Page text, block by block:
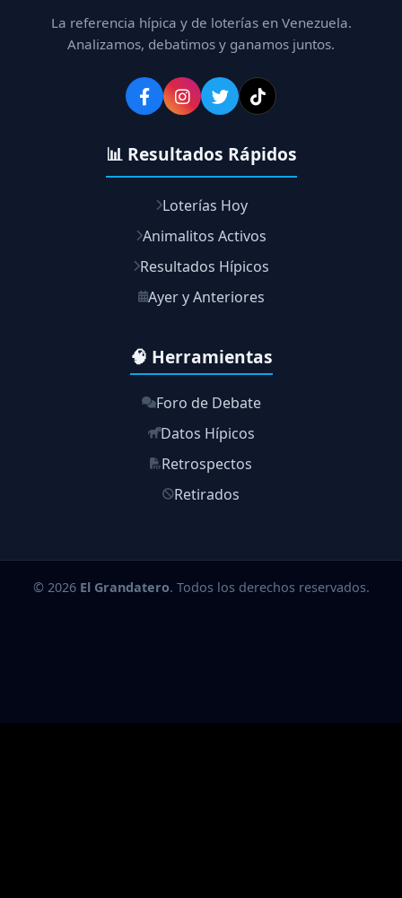
La referencia hípica y de loterías en Venezuela.
Analizamos, debatimos y ganamos juntos.
📊 Resultados Rápidos
Loterías Hoy
Animalitos Activos
Resultados Hípicos
Ayer y Anteriores
🧠 Herramientas
Foro de Debate
Datos Hípicos
Retrospectos
Retirados
© 2026 El Grandatero. Todos los derechos reservados.